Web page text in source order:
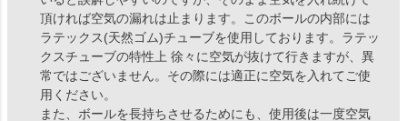
頂ければ空気の漏れは止まります。このボールの内部には
ラテックス(天然ゴム)チューブを使用しております。ラテッ
クスチューブの特性上 徐々に空気が抜けて行きますが、異
常ではございません。その際には適正に空気を入れてご使
用ください。
また、ボールを長持ちさせるためにも、使用後は一度空気